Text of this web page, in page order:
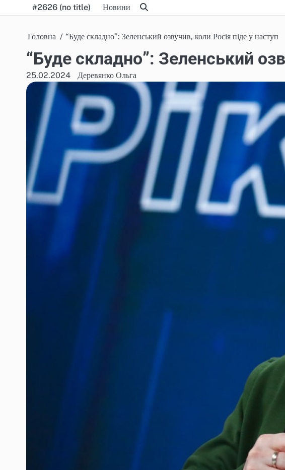
to
#2626 (no title) Новини
Головна “Буде складно”: Зеленський озвучив, коли Росія піде у наступ
“Буде складно”: Зеленський
25.02.2024 Деревянко Ольга